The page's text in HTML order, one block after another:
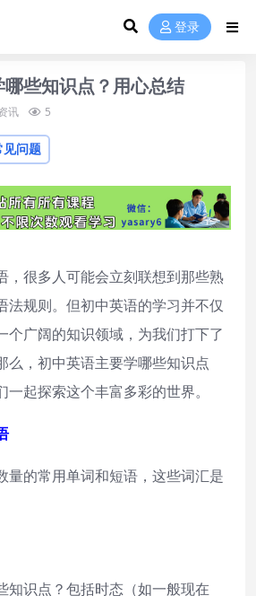
登录
些知识点？用心总结
讯 5
见问题
，很多人可能会立刻联想到那些熟
法规则。但初中英语的学习并不仅
个广阔的知识领域，为我们打下了
么，初中英语主要学哪些知识点
起探索这个丰富多彩的世界。
量的常用单词和短语，这些词汇是
知识点？包括时态（如一般现在